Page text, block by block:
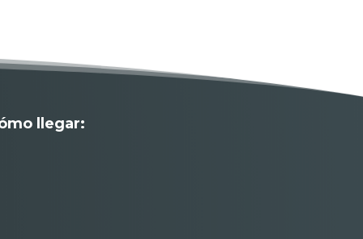
llegar: